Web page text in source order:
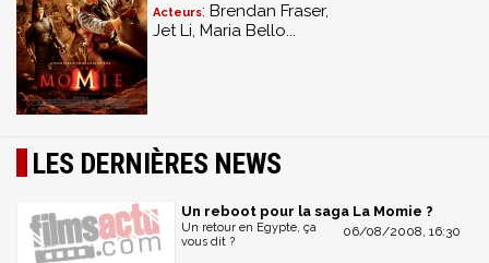
Acteurs: Brendan Fraser,
Jet Li, Maria Bello...
LES DERNIÈRES NEWS
Un reboot pour la saga La Momie ?
06/08/2008, 16:30
Un retour en Egypte, ça
vous dit ?